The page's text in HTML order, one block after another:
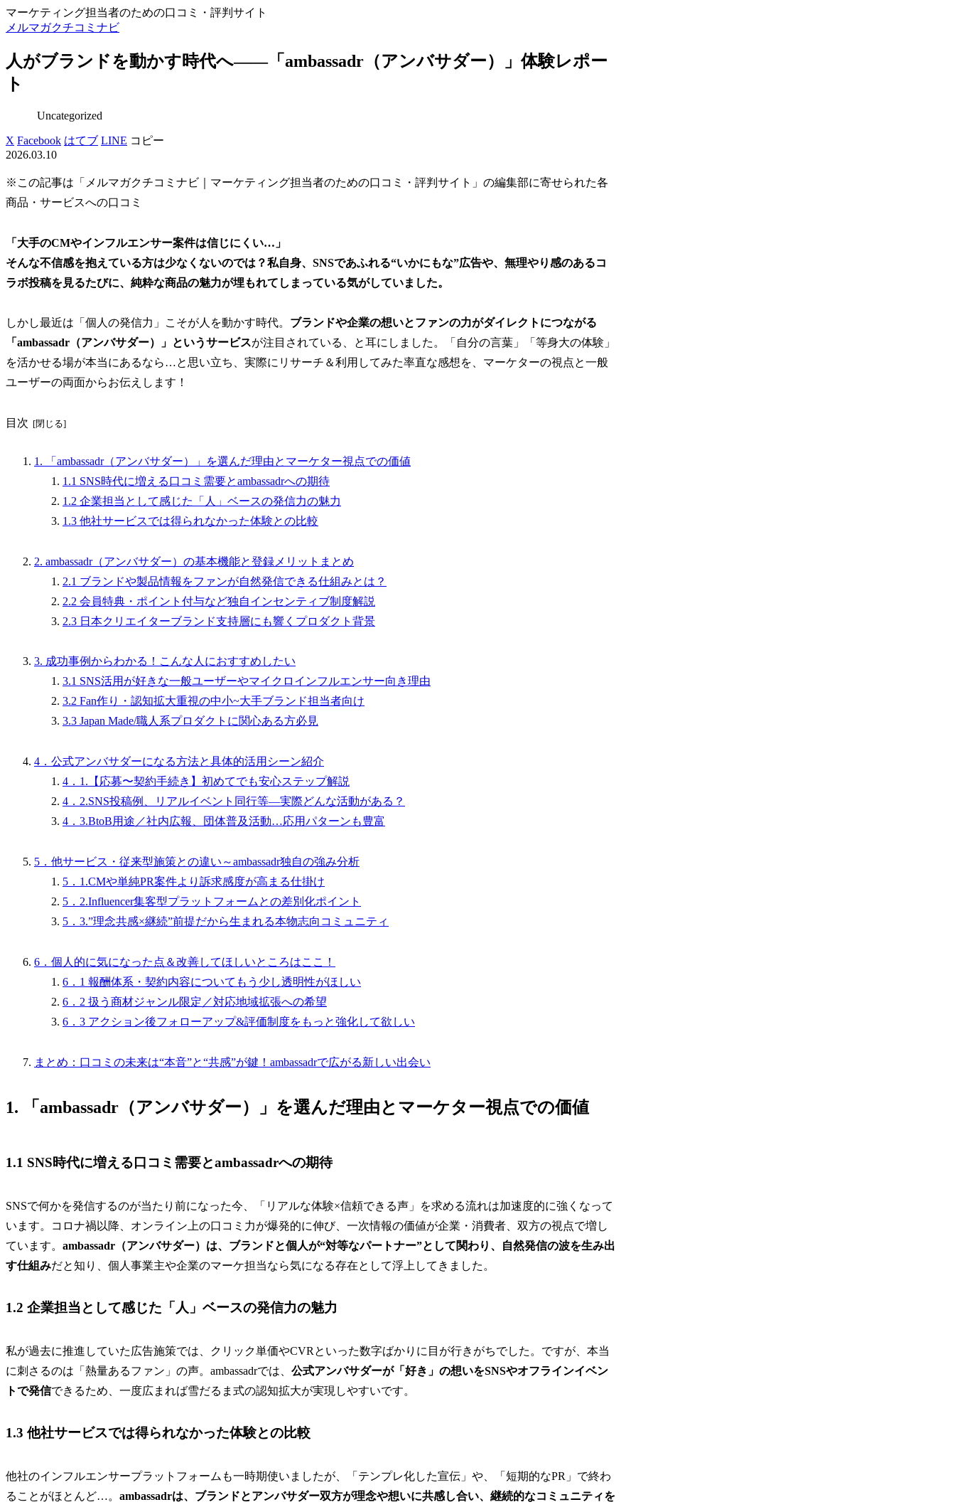
マーケティング担当者のための口コミ・評判サイト
メルマガクチコミナビ
人がブランドを動かす時代へ――「ambassadr（アンバサダー）」体験レポー
ト
Uncategorized
X Facebook はてブ LINE コピー
2026.03.10
※この記事は「メルマガクチコミナビ｜マーケティング担当者のための口コミ・評判サイト」の編集部に寄せられた各
商品・サービスへの口コミ
「大手のCMやインフルエンサー案件は信じにくい…」
そんな不信感を抱えている方は少なくないのでは？私自身、SNSであふれる“いかにもな”広告や、無理やり感のあるコ
ラボ投稿を見るたびに、純粋な商品の魅力が埋もれてしまっている気がしていました。
しかし最近は「個人の発信力」こそが人を動かす時代。 ブランドや企業の想いとファンの力がダイレクトにつながる
「ambassadr（アンバサダー）」というサービスが注目されている、と耳にしました。「自分の言葉」「等身大の体験」
を活かせる場が本当にあるなら…と思い立ち、実際にリサーチ＆利用してみた率直な感想を、マーケターの視点と一般
ユーザーの両面からお伝えします！
目次
1. 「ambassadr（アンバサダー）」を選んだ理由とマーケター視点での価値
1.1 SNS時代に増える口コミ需要とambassadrへの期待
1.2 企業担当として感じた「人」ベースの発信力の魅力
1.3 他社サービスでは得られなかった体験との比較
2. ambassadr（アンバサダー）の基本機能と登録メリットまとめ
2.1 ブランドや製品情報をファンが自然発信できる仕組みとは？
2.2 会員特典・ポイント付与など独自インセンティブ制度解説
2.3 日本クリエイターブランド支持層にも響くプロダクト背景
3. 成功事例からわかる！こんな人におすすめしたい
3.1 SNS活用が好きな一般ユーザーやマイクロインフルエンサー向き理由
3.2 Fan作り・認知拡大重視の中小~大手ブランド担当者向け
3.3 Japan Made/職人系プロダクトに関心ある方必見
4．公式アンバサダーになる方法と具体的活用シーン紹介
4．1.【応募〜契約手続き】初めてでも安心ステップ解説
4．2.SNS投稿例、リアルイベント同行等—実際どんな活動がある？
4．3.BtoB用途／社内広報、団体普及活動…応用パターンも豊富
5．他サービス・従来型施策との違い～ambassadr独自の強み分析
5．1.CMや単純PR案件より訴求感度が高まる仕掛け
5．2.Influencer集客型プラットフォームとの差別化ポイント
5．3.”理念共感×継続”前提だから生まれる本物志向コミュニティ
6．個人的に気になった点＆改善してほしいところはここ！
6．1 報酬体系・契約内容についてもう少し透明性がほしい
6．2 扱う商材ジャンル限定／対応地域拡張への希望
6．3 アクション後フォローアップ&評価制度をもっと強化して欲しい
まとめ：口コミの未来は“本音”と“共感”が鍵！ambassadrで広がる新しい出会い
1. 「ambassadr（アンバサダー）」を選んだ理由とマーケター視点での価値
1.1 SNS時代に増える口コミ需要とambassadrへの期待
SNSで何かを発信するのが当たり前になった今、「リアルな体験×信頼できる声」を求める流れは加速度的に強くなって
います。コロナ禍以降、オンライン上の口コミ力が爆発的に伸び、一次情報の価値が企業・消費者、双方の視点で増し
ています。 ambassadr（アンバサダー）は、ブランドと個人が“対等なパートナー”として関わり、自然発信の波を生み出
す仕組みだと知り、個人事業主や企業のマーケ担当なら気になる存在として浮上してきました。
1.2 企業担当として感じた「人」ベースの発信力の魅力
私が過去に推進していた広告施策では、クリック単価やCVRといった数字ばかりに目が行きがちでした。ですが、本当
に刺さるのは「熱量あるファン」の声。ambassadrでは、 公式アンバサダーが「好き」の想いをSNSやオフラインイベン
トで発信できるため、一度広まれば雪だるま式の認知拡大が実現しやすいです。
1.3 他社サービスでは得られなかった体験との比較
他社のインフルエンサープラットフォームも一時期使いましたが、「テンプレ化した宣伝」や、「短期的なPR」で終わ
ることがほとんど…。 ambassadrは、ブランドとアンバサダー双方が理念や想いに共感し合い、継続的なコミュニティを